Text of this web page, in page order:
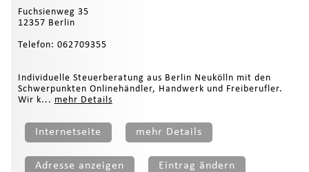
Fuchsienweg 35
12357 Berlin
Telefon: 062709355
Individuelle Steuerberatung aus Berlin Neukölln mit den
Schwerpunkten Onlinehändler, Handwerk und Freiberufler.
Wir k... mehr Details
Internetseite mehr Details
Adresse anzeigen Eintrag ändern